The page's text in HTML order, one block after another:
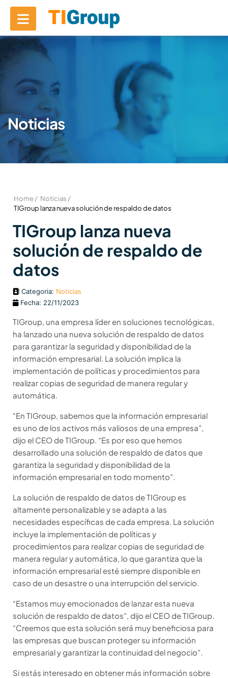
Noticias
Home / Noticias /
TIGroup lanza nueva solución de respaldo de datos
TIGroup lanza nueva
solución de respaldo de
datos
Categoria: Noticias
Fecha: 22/11/2023
TIGroup, una empresa líder en soluciones tecnológicas,
ha lanzado una nueva solución de respaldo de datos
para garantizar la seguridad y disponibilidad de la
información empresarial. La solución implica la
implementación de políticas y procedimientos para
realizar copias de seguridad de manera regular y
automática.
“En TIGroup, sabemos que la información empresarial
es uno de los activos más valiosos de una empresa”,
dijo el CEO de TIGroup. “Es por eso que hemos
desarrollado una solución de respaldo de datos que
garantiza la seguridad y disponibilidad de la
información empresarial en todo momento”.
La solución de respaldo de datos de TIGroup es
altamente personalizable y se adapta a las
necesidades específicas de cada empresa. La solución
incluye la implementación de políticas y
procedimientos para realizar copias de seguridad de
manera regular y automática, lo que garantiza que la
información empresarial esté siempre disponible en
caso de un desastre o una interrupción del servicio.
“Estamos muy emocionados de lanzar esta nueva
solución de respaldo de datos”, dijo el CEO de TIGroup.
“Creemos que esta solución será muy beneficiosa para
las empresas que buscan proteger su información
empresarial y garantizar la continuidad del negocio”.
Si estás interesado en obtener más información sobre